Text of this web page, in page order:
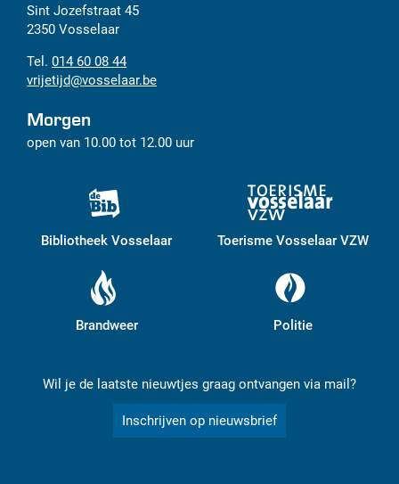
Adres
Sint Jozefstraat 45
2350 Vosselaar
Tel.
014 60 08 44
E-
mail
vrijetijd@vosselaar.be
Morgen
open van 10.00 tot 12.00 uur
Bibliotheek Vosselaar Toerisme Vosselaar VZW
Brandweer Politie
Wil je de laatste nieuwtjes graag ontvangen via mail?
Inschrijven op nieuwsbrief